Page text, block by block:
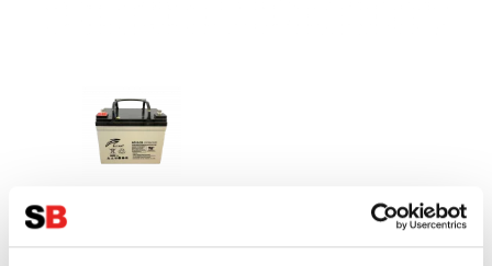
RITAR AGM Deep Cycle Batteri 12V